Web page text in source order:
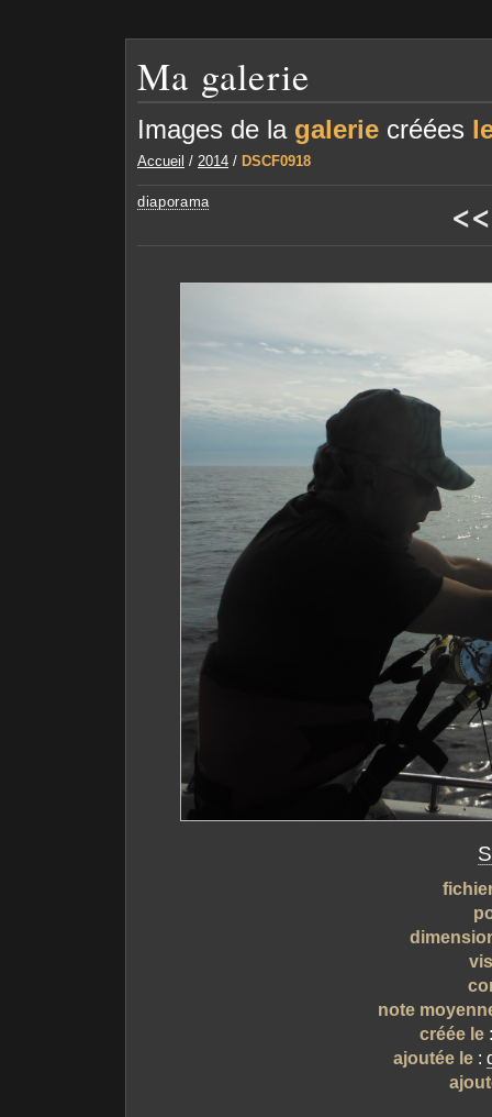
Ma galerie
Images de la galerie créées
Accueil / 2014 / DSCF0918
diaporama <<
note
créée le
ajoutée le: